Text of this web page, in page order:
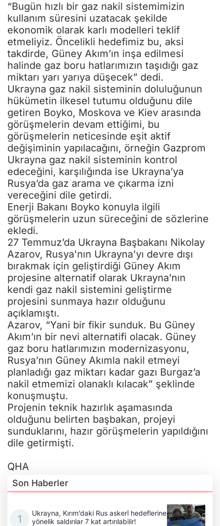
“Bugün hızlı bir gaz nakil sistemimizin
kullanım süresini uzatacak şekilde
ekonomik olarak karlı modelleri teklif
etmeliyiz. Öncelikli hedefimiz bu, aksi
takdirde, Güney Akım’ın inşa edilmesi
halinde gaz boru hatlarımızın taşıdığı gaz
miktarı yarı yarıya düşecek” dedi.
Ukrayna gaz nakil sisteminin doluluğunun
hükümetin ilkesel tutumu olduğunu dile
getiren Boyko, Moskova ve Kiev arasında
görüşmelerin devam ettiğimi, bu
görüşmelerin neticesinde eşit aktif
değişiminin yapılacağını, örneğin Gazprom
Ukrayna gaz nakil sisteminin kontrol
edeceğini, karşılığında ise Ukrayna’ya
Rusya’da gaz arama ve çıkarma izni
vereceğini dile getirdi.
Enerji Bakanı Boyko konuyla ilgili
görüşmelerin uzun süreceğini de sözlerine
ekledi.
27 Temmuz’da Ukrayna Başbakanı Nikolay
Azarov, Rusya'nın Ukrayna'yı devre dışı
bırakmak için geliştirdiği Güney Akım
projesine alternatif olarak Ukrayna’nın
kendi gaz nakil sistemini geliştirme
projesini sunmaya hazır olduğunu
açıklamıştı.
Azarov, “Yani bir fikir sunduk. Bu Güney
Akım’ın bir nevi alternatifi olacak. Güney
gaz boru hatlarımızın modernizasyonu,
Rusya’nın Güney Akımla nakil etmeyi
planladığı gaz miktarı kadar gazı Burgaz’a
nakil etmemizi olanaklı kılacak” şeklinde
konuşmuştu.
Projenin teknik hazırlık aşamasında
olduğunu belirten başbakan, projeyi
sunduklarını, hazır görüşmelerin yapıldığını
dile getirmişti.
QHA
Son Haberler
Ukrayna, Kırım’daki Rus askerî hedeflerine
yönelik saldırılar 7 kat artırılabilir!